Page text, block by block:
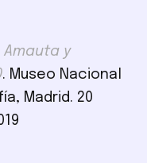
Amauta y
. Museo Nacional
Madrid. 20